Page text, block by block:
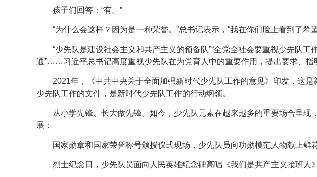
孩子们回答：“有。”
“为什么会这样？因为是一种荣誉。”总书记表示，“我在你们脸上看到了希
“少先队是建设社会主义和共产主义的预备队”“全党全社会要重视少先队工
通”……习近平总书记高度重视少先队在为党育人中的重要作用，提出要求、指
2021年，《中共中央关于全面加强新时代少先队工作的意见》印发，这
少先队工作的文件，是新时代少先队工作的行动纲领。
从小学先锋、长大做先锋。如今，少先队元素在越来越多的重要场合呈
展：
国家勋章和国家荣誉称号颁授仪式现场，少先队员向功勋模范人物献上鲜
烈士纪念日，少先队员面向人民英雄纪念碑高唱《我们是共产主义接班人